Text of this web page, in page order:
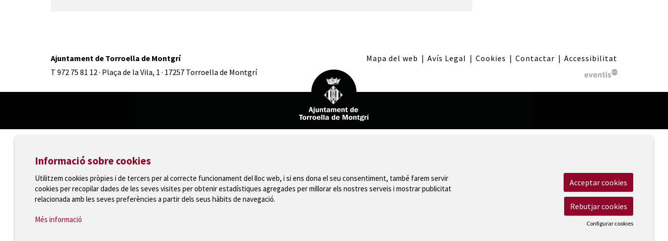
Ajuntament de Torroella de Montgrí
T 972 75 81 12 · Plaça de la Vila, 1 · 17257 Torroella de Montgrí
Mapa del web | Avís Legal | Cookies | Contactar | Accessibilitat
Informació sobre cookies
Utilitzem cookies pròpies i de tercers per al correcte funcionament del lloc web, i si ens dona el seu consentiment, també farem servir
cookies per recopilar dades de les seves visites per obtenir estadístiques agregades per millorar els nostres serveis i mostrar publicitat
relacionada amb les seves preferències a partir dels seus hàbits de navegació.
Més informació
Acceptar cookies
Rebutjar cookies
Configurar cookies